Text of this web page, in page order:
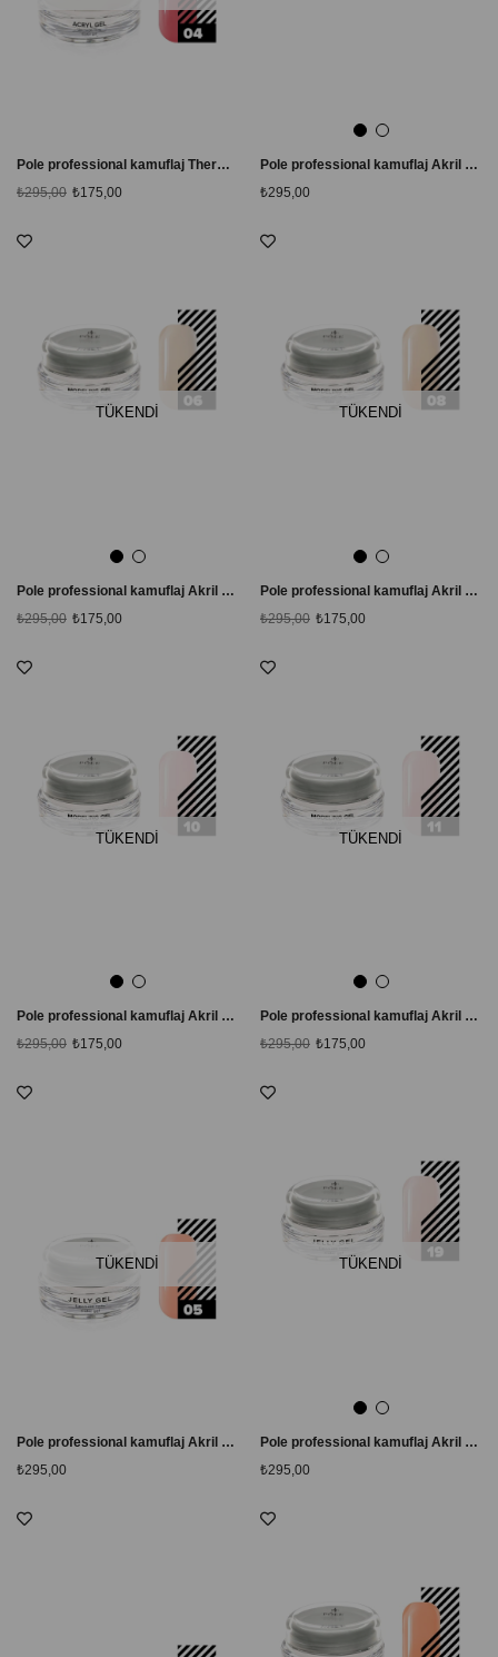
Pole professional kamuflaj Thermo Akril Jel # 04
₺175,00
₺295,00
Pole professional kamuflaj Akril Akışkan Jel # 01 Şeffaf
₺295,00
TÜKENDI
Pole professional kamuflaj Akril Akışkan Jel # 06 Ekru
₺175,00
₺295,00
TÜKENDI
Pole professional kamuflaj Akril Akışkan Jel #08 Kayısı
₺175,00
₺295,00
TÜKENDI
Pole professional kamuflaj Akril Akışkan Jel # 10 Hafif Bej
₺175,00
₺295,00
TÜKENDI
Pole professional kamuflaj Akril Akışkan Jel # 11 Doğal
₺175,00
₺295,00
TÜKENDI
Pole professional kamuflaj Akril Akışkan Jel #05 Açık Şeftali
₺295,00
TÜKENDI
Pole professional kamuflaj Akril Akışkan Jel # 19 Açık Ekru
₺295,00